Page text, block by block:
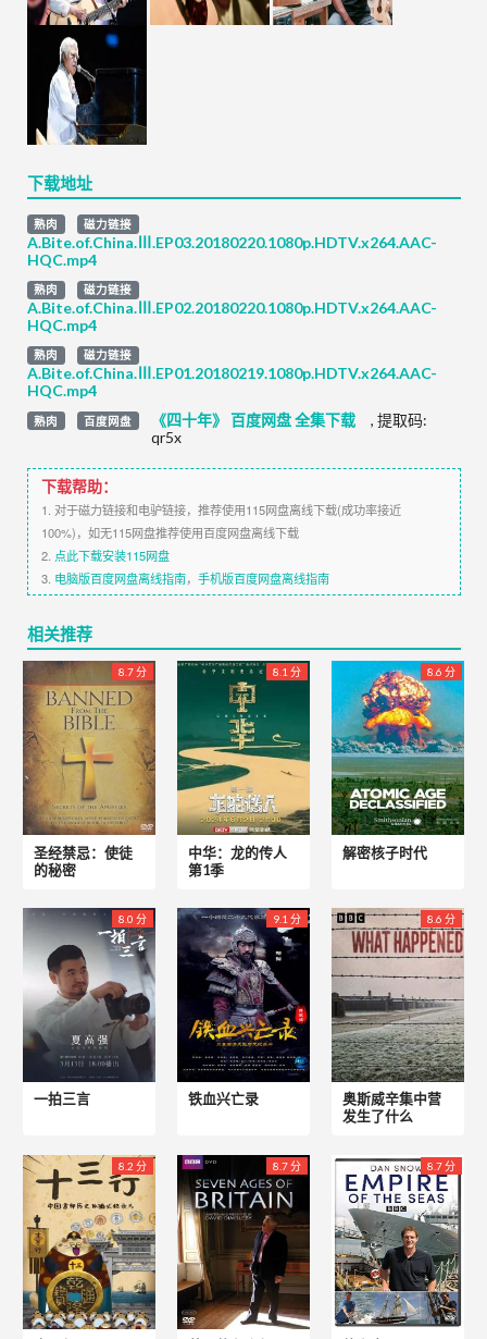
下载地址
熟肉 磁力链接
A.Bite.of.China.Ⅲ.EP03.20180220.1080p.HDTV.x264.AAC-
HQC.mp4
熟肉 磁力链接
A.Bite.of.China.Ⅲ.EP02.20180220.1080p.HDTV.x264.AAC-
HQC.mp4
熟肉 磁力链接
A.Bite.of.China.Ⅲ.EP01.20180219.1080p.HDTV.x264.AAC-
HQC.mp4
熟肉 百度网盘 《四十年》 百度网盘 全集下载 , 提取码:
qr5x
下载帮助：
1. 对于磁力链接和电驴链接，推荐使用115网盘离线下载(成功率接近
100%)，如无115网盘推荐使用百度网盘离线下载
2. 点此下载安装115网盘
3. 电脑版百度网盘离线指南， 手机版百度网盘离线指南
相关推荐
8.7 分
圣经禁忌：使徒
的秘密
8.1 分
中华：龙的传人
第1季
8.6 分
解密核子时代
8.0 分
一拍三言
9.1 分
铁血兴亡录
8.6 分
奥斯威辛集中营
发生了什么
8.2 分 8.7 分 8.7 分